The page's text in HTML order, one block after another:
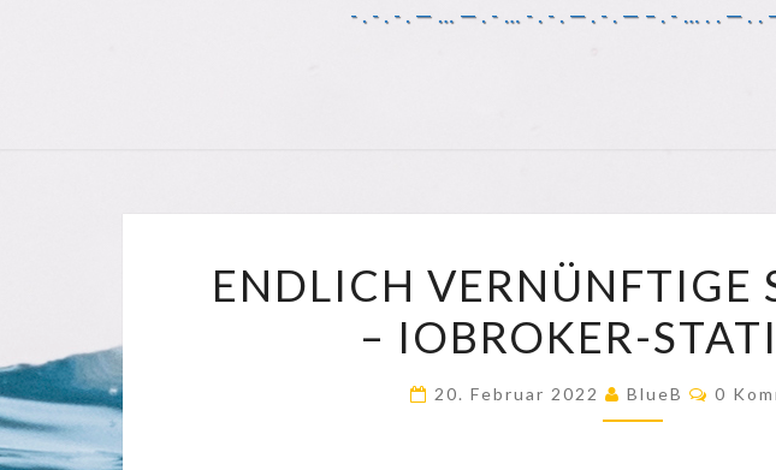
-.-.-.—…—.-…-.-.—.-.—–.-
STATISTIKEN
–
IOBROKER-
ENDLICH VERNÜNFTIGE
– IOBROKER-
20. Februar 2022 BlueB 0